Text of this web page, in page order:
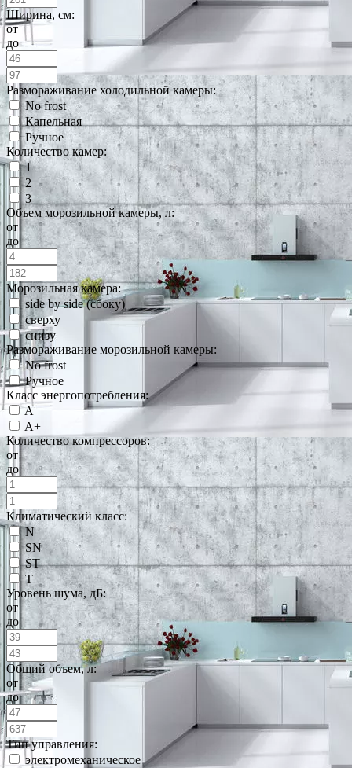
Ширина, см:
от
до
Размораживание холодильной камеры:
No frost
Капельная
Ручное
Количество камер:
1
2
3
Объем морозильной камеры, л:
от
до
Морозильная камера:
side by side (сбоку)
сверху
снизу
Размораживание морозильной камеры:
No frost
Ручное
Класс энергопотребления:
A
A+
Количество компрессоров:
от
до
Климатический класс:
N
SN
ST
T
Уровень шума, дБ:
от
до
Общий объем, л:
от
до
Тип управления:
электромеханическое